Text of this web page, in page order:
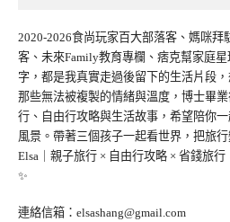
2020-2026食尚玩家百大部落客、媽咪拜
客、未來Family教育專欄、痞克幫家庭
字，都是我真實走過後留下的生活片段
那些無法被複製的情緒與溫度，博士畢
行、自由行攻略與生活故事，希望陪你
風景。帶著三個孩子一起看世界，把旅
Elsa｜親子旅行 × 自由行攻略 × 省錢旅
✨
連絡信箱： elsashang@gmail.com